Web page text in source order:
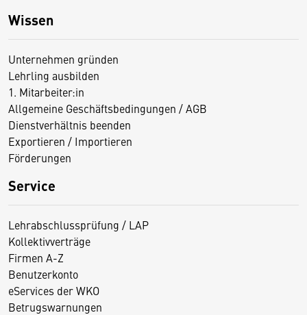
Wissen
Unternehmen gründen
Lehrling ausbilden
1. Mitarbeiter:in
Allgemeine Geschäftsbedingungen / AGB
Dienstverhältnis beenden
Exportieren / Importieren
Förderungen
Service
Lehrabschlussprüfung / LAP
Kollektivverträge
Firmen A-Z
Benutzerkonto
eServices der WKO
Betrugswarnungen